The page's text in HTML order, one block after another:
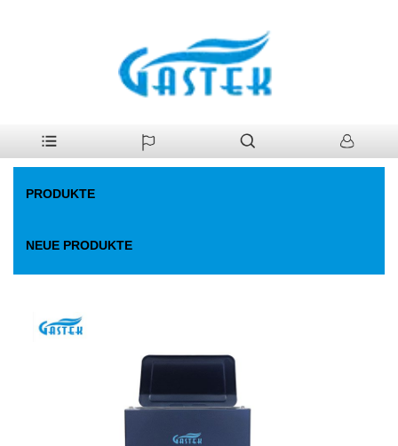
Startgaswasserbereiter mit
niedrigem Wasser-Druck mit niedrigem Wasser
PRODUKTE
NEUE PRODUKTE